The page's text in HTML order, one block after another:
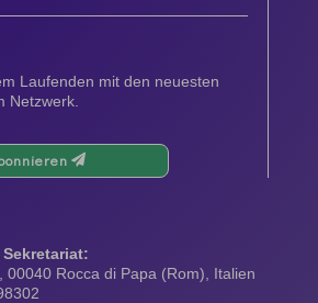
Laufenden mit den neuesten
Netzwerk.
00040 Rocca di Papa (Rom), Italien